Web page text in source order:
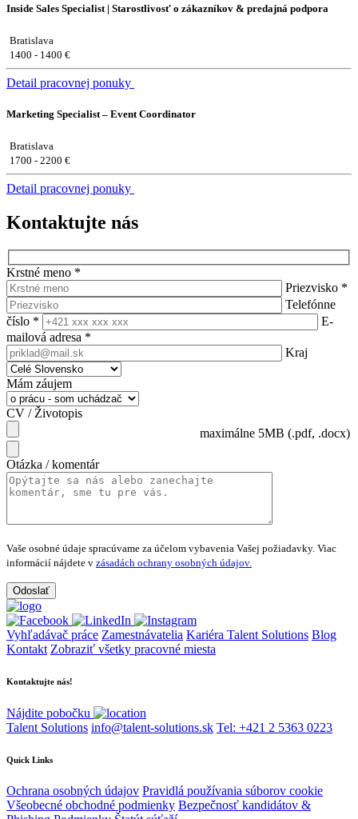
Inside Sales Specialist | Starostlivosť o zákazníkov & predajná podpora
Bratislava
1400 - 1400 €
Detail pracovnej ponuky
Marketing Specialist – Event Coordinator
Bratislava
1700 - 2200 €
Detail pracovnej ponuky
Kontaktujte nás
Krstné meno *
Priezvisko *
Telefónne
číslo *
E-
mailová adresa *
Kraj
Mám záujem
CV / Životopis
maximálne 5MB (.pdf, .docx)
Otázka / komentár
Vaše osobné údaje spracúvame za účelom vybavenia Vašej požiadavky. Viac
informácií nájdete v zásadách ochrany osobných údajov.
Vyhľadávač práce Zamestnávatelia Kariéra Talent Solutions Blog
Kontakt Zobraziť všetky pracovné miesta
Kontaktujte nás!
Nájdite pobočku
Talent Solutions info@talent-solutions.sk Tel: +421 2 5363 0223
Quick Links
Ochrana osobných údajov Pravidlá používania súborov cookie
Všeobecné obchodné podmienky Bezpečnosť kandidátov &